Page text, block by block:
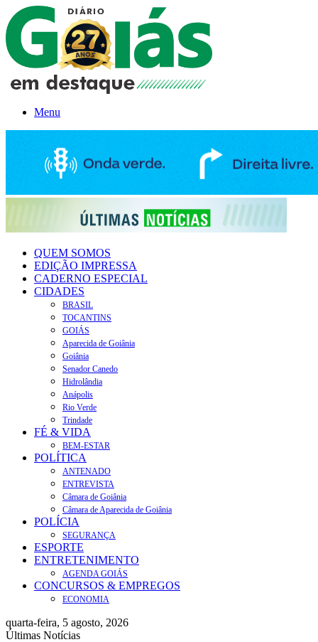
Menu
QUEM SOMOS
EDIÇÃO IMPRESSA
CADERNO ESPECIAL
CIDADES
BRASIL
TOCANTINS
GOIÁS
Aparecida de Goiânia
Goiânia
Senador Canedo
Hidrolândia
Anápolis
Rio Verde
Trindade
FÉ & VIDA
BEM-ESTAR
POLÍTICA
ANTENADO
ENTREVISTA
Câmara de Goiânia
Câmara de Aparecida de Goiânia
POLÍCIA
SEGURANÇA
ESPORTE
ENTRETENIMENTO
AGENDA GOIÁS
CONCURSOS & EMPREGOS
ECONOMIA
quarta-feira, 5 agosto, 2026
Últimas Notícias